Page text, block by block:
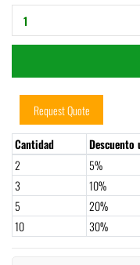
Request Quote
Cantidad
2
5%
3
10%
5
20%
10
30%